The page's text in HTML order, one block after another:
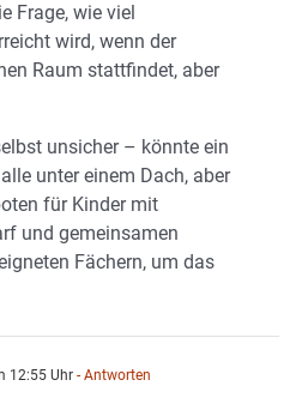
Frage, wie viel
wird, wenn der
Raum stattfindet, aber
unsicher – könnte ein
unter einem Dach, aber
für Kinder mit
und gemeinsamen
Fächern, um das
12:55 Uhr - Antworten